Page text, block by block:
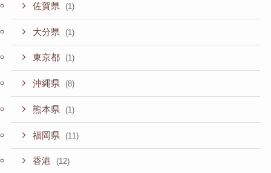
佐賀県 (1)
大分県 (1)
東京都 (1)
沖縄県 (8)
熊本県 (1)
福岡県 (11)
香港 (12)